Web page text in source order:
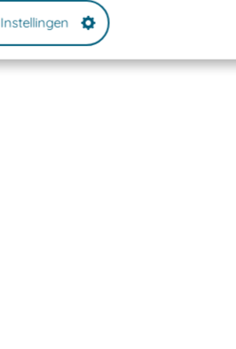
Instellingen